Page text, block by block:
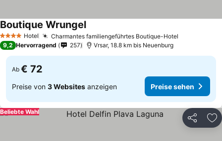
4 Sterne Hotel Charmantes familiengeführtes Boutique-Hotel
Boutique Wrungel
9,2 Hervorragend 257 Vrsar, 18.8 km bis Neuenburg
Ab € 72
Preise von 3 Websites anzeigen Preise sehen
Teilen
Beliebte Wahl